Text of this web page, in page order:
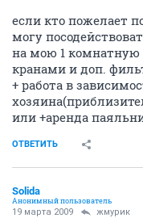
если кто пожелает
могу
на мою 1 комнатную
кранами и доп.
+ работа в
или +аренда
ОТВЕТИТЬ
Solida
Анонимный пользователь
19 марта 2009 жмурик